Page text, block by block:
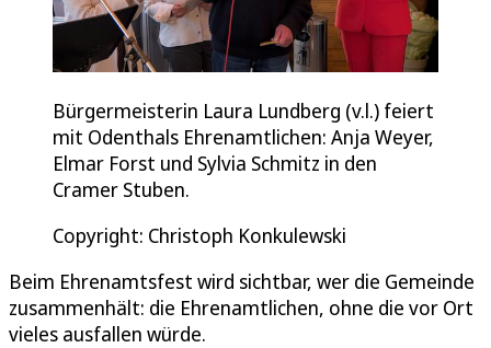
Bürgermeisterin Laura Lundberg (v.l.) feiert
mit Odenthals Ehrenamtlichen: Anja Weyer,
Elmar Forst und Sylvia Schmitz in den
Cramer Stuben.
Copyright: Christoph Konkulewski
Beim Ehrenamtsfest wird sichtbar, wer die Gemeinde
zusammenhält: die Ehrenamtlichen, ohne die vor Ort
vieles ausfallen würde.